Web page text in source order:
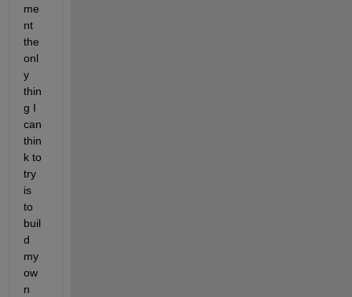
me
nt
the
onl
y
thin
g I
can
thin
k to
try
is
to
buil
d
my
ow
n